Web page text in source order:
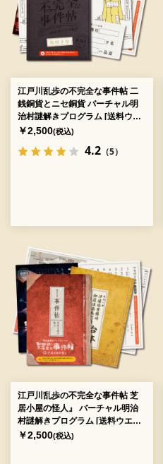
江戸川乱歩の不完全な事件帖 二
銭銅貨とニセ銅貨 バーチャル明
治村謎解きプログラム [送料ウエ
イト：2]
￥2,500(税込)
4.2 （5）
江戸川乱歩の不完全な事件帖 芝
居小屋の怪人』 バーチャル明治
村謎解きプログラム [送料ウエイ
ト：2]
￥2,500(税込)